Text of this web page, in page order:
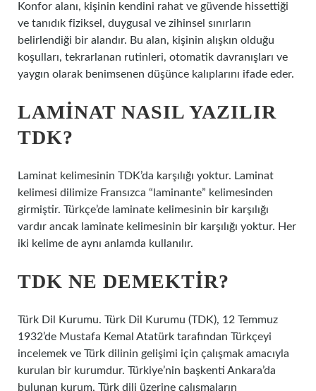
Konfor alanı, kişinin kendini rahat ve güvende hissettiği
ve tanıdık fiziksel, duygusal ve zihinsel sınırların
belirlendiği bir alandır. Bu alan, kişinin alışkın olduğu
koşulları, tekrarlanan rutinleri, otomatik davranışları ve
yaygın olarak benimsenen düşünce kalıplarını ifade eder.
LAMINAT NASIL YAZILIR
TDK?
Laminat kelimesinin TDK’da karşılığı yoktur. Laminat
kelimesi dilimize Fransızca “laminante” kelimesinden
girmiştir. Türkçe’de laminate kelimesinin bir karşılığı
vardır ancak laminate kelimesinin bir karşılığı yoktur. Her
iki kelime de aynı anlamda kullanılır.
TDK NE DEMEKTIR?
Türk Dil Kurumu. Türk Dil Kurumu (TDK), 12 Temmuz
1932’de Mustafa Kemal Atatürk tarafından Türkçeyi
incelemek ve Türk dilinin gelişimi için çalışmak amacıyla
kurulan bir kurumdur. Türkiye’nin başkenti Ankara’da
bulunan kurum, Türk dili üzerine çalışmaların